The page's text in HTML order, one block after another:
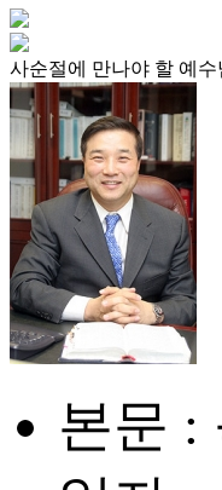
사순절에 만나야 할 예수
본문 :